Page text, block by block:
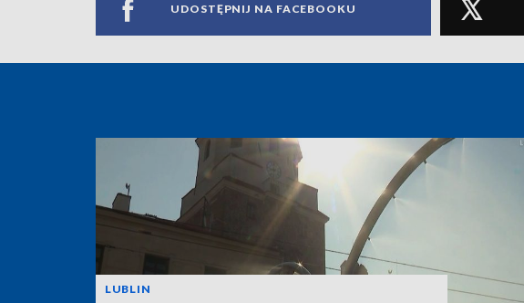
UDOSTĘPNIJ NA FACEBOOKU
LUBLIN